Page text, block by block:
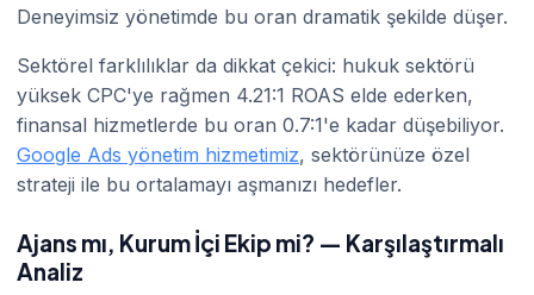
Deneyimsiz yönetimde bu oran dramatik şekilde düşer.
Sektörel farklılıklar da dikkat çekici: hukuk sektörü
yüksek CPC'ye rağmen 4.21:1 ROAS elde ederken,
finansal hizmetlerde bu oran 0.7:1'e kadar düşebiliyor.
Google Ads yönetim hizmetimiz, sektörünüze özel
strateji ile bu ortalamayı aşmanızı hedefler.
Ajans mı, Kurum İçi Ekip mi? — Karşılaştırmalı
Analiz